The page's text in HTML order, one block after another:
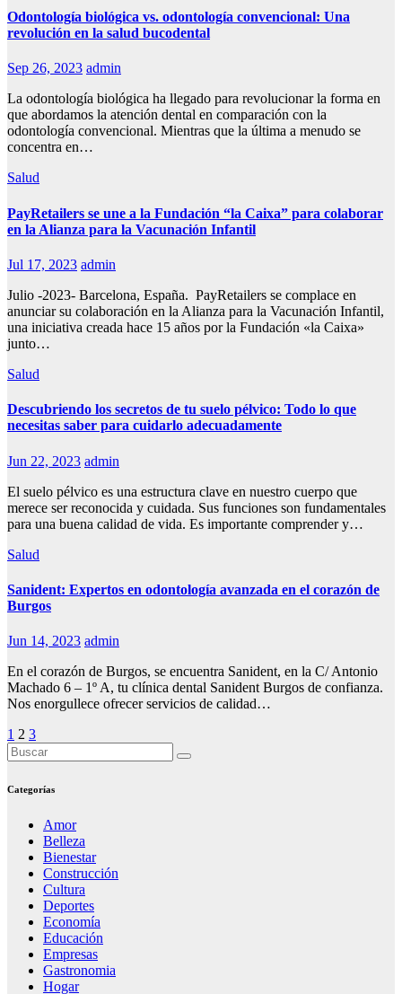
Odontología biológica vs. odontología convencional: Una
revolución en la salud bucodental
Sep 26, 2023 admin
La odontología biológica ha llegado para revolucionar la forma en
que abordamos la atención dental en comparación con la
odontología convencional. Mientras que la última a menudo se
concentra en…
Salud
PayRetailers se une a la Fundación “la Caixa” para colaborar
en la Alianza para la Vacunación Infantil
Jul 17, 2023 admin
Julio -2023- Barcelona, España. PayRetailers se complace en
anunciar su colaboración en la Alianza para la Vacunación Infantil,
una iniciativa creada hace 15 años por la Fundación «la Caixa»
junto…
Salud
Descubriendo los secretos de tu suelo pélvico: Todo lo que
necesitas saber para cuidarlo adecuadamente
Jun 22, 2023 admin
El suelo pélvico es una estructura clave en nuestro cuerpo que
merece ser reconocida y cuidada. Sus funciones son fundamentales
para una buena calidad de vida. Es importante comprender y…
Salud
Sanident: Expertos en odontología avanzada en el corazón de
Burgos
Jun 14, 2023 admin
En el corazón de Burgos, se encuentra Sanident, en la C/ Antonio
Machado 6 – 1º A, tu clínica dental Sanident Burgos de confianza.
Nos enorgullece ofrecer servicios de calidad…
Paginación
de
entradas
1 2 3
Categorías
Amor
Belleza
Bienestar
Construcción
Cultura
Deportes
Economía
Educación
Empresas
Gastronomia
Hogar